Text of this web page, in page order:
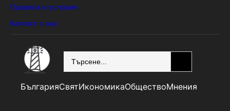
Правила и условия
Контакт с нас
БългарияСвятИкономикаОбществоМнения